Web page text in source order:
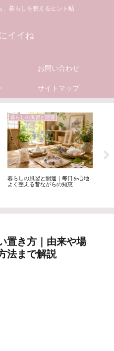
、暮らしを整えるヒント帖
イイね
お問い合わせ
サイトマップ
暮らしの風習と開運
暮らしの風習と開運｜毎日を心地
よく整える昔ながらの知恵
置き方｜由来や場
法まで解説